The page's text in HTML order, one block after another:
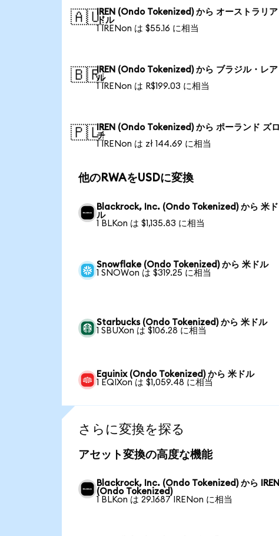
🇦🇺IREN (Ondo Tokenized) から オーストラリア
ドル
1 IRENon は $55.16 に相当
🇧🇷IREN (Ondo Tokenized) から ブラジル・レア
ル
1 IRENon は R$199.03 に相当
🇵🇱IREN (Ondo Tokenized) から ポーランド ズロ
チ
1 IRENon は zł 144.69 に相当
他のRWAをUSDに変換
Blackrock, Inc. (Ondo Tokenized) から 米ド
ル
1 BLKon は $1,135.83 に相当
Snowflake (Ondo Tokenized) から 米ドル
1 SNOWon は $319.25 に相当
Starbucks (Ondo Tokenized) から 米ドル
1 SBUXon は $106.28 に相当
Equinix (Ondo Tokenized) から 米ドル
1 EQIXon は $1,059.48 に相当
さらに変換を探る
アセット変換の高度な機能
Blackrock, Inc. (Ondo Tokenized) から IREN
(Ondo Tokenized)
1 BLKon は 29.1687 IRENon に相当